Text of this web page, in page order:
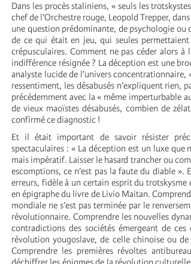
Dans les procès staliniens, « seuls les
chef de l’Orchestre rouge, Leopold Trepper,
une question prédominante, de psychologie ou
de ce qui était en jeu, qui seules
crépusculaires. Comment ne pas céder alors
indifférence résignée ? La déception est une
analyste lucide de l’univers concentrationnaire,
ressentiment, les désabusés n’expliquent rien,
précédemment avec la « même imperturbable
de vieux maoïstes désabusés, combien de
confirmé ce diagnostic !
Et il était important de savoir résister
spectaculaires : « La déception est un luxe
mais impératif. Laisser le hasard trancher ou
escomptions, ce n’est pas la faute du diable ».
erreurs, fidèle à un certain esprit du trotskysme
en épigraphe du livre de Livio Maitan.
mondiale ne s’est pas terminée par le
révolutionnaire. Comprendre les nouvelles
contradictions des sociétés émergeant de
révolution yougoslave, de celle chinoise ou
Comprendre les premières révoltes